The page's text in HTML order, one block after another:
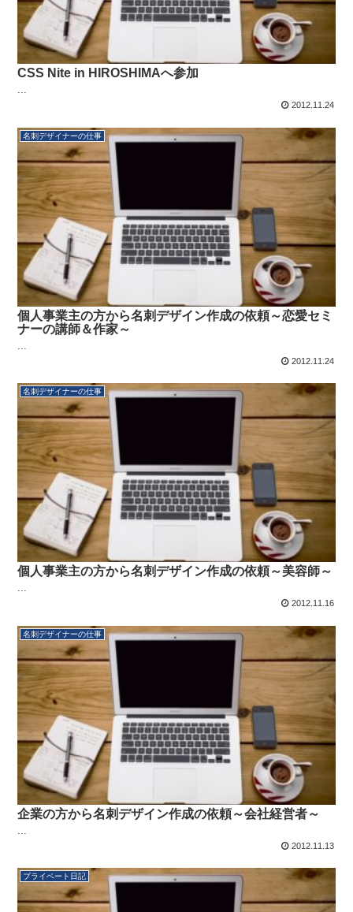
CSS Nite in HIROSHIMAへ参加
2012.11.24
名刺デザイナーの仕事
個人事業主の方から名刺デザイン作成の依頼～恋愛セミ
ナーの講師＆作家～
2012.11.24
名刺デザイナーの仕事
個人事業主の方から名刺デザイン作成の依頼～美容師～
...
2012.11.16
名刺デザイナーの仕事
企業の方から名刺デザイン作成の依頼～会社経営者～
2012.11.13
プライベート日記